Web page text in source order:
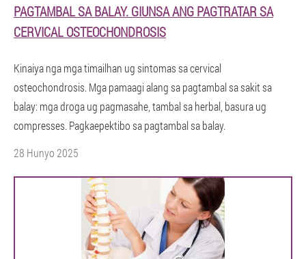
PAGTAMBAL SA BALAY. GIUNSA ANG PAGTRATAR SA
CERVICAL OSTEOCHONDROSIS
Kinaiya nga mga timailhan ug sintomas sa cervical
osteochondrosis. Mga pamaagi alang sa pagtambal sa sakit sa
balay: mga droga ug pagmasahe, tambal sa herbal, basura ug
compresses. Pagkaepektibo sa pagtambal sa balay.
28 Hunyo 2025